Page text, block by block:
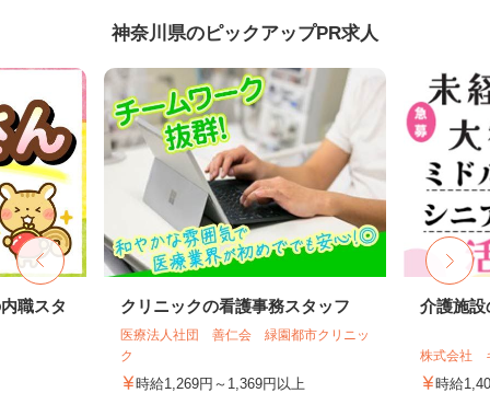
神奈川県のピックアップPR求人
職スタ クリニックの看護事務スタッフ
医療法人社団 善仁会 緑園都市クリニッ
ク
時給1,269円～1,369円以上
介護施設
株式会社
時給